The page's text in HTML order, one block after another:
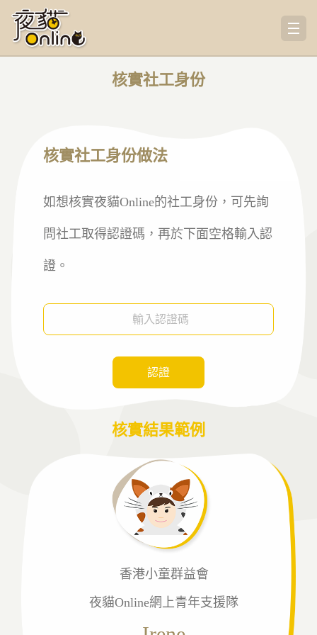
核實社工身份
核實社工身份做法
如想核實夜貓Online的社工身份，可先詢
問社工取得認證碼，再於下面空格輸入認
證。
認證
核實結果範例
香港小童群益會
夜貓Online網上青年支援隊